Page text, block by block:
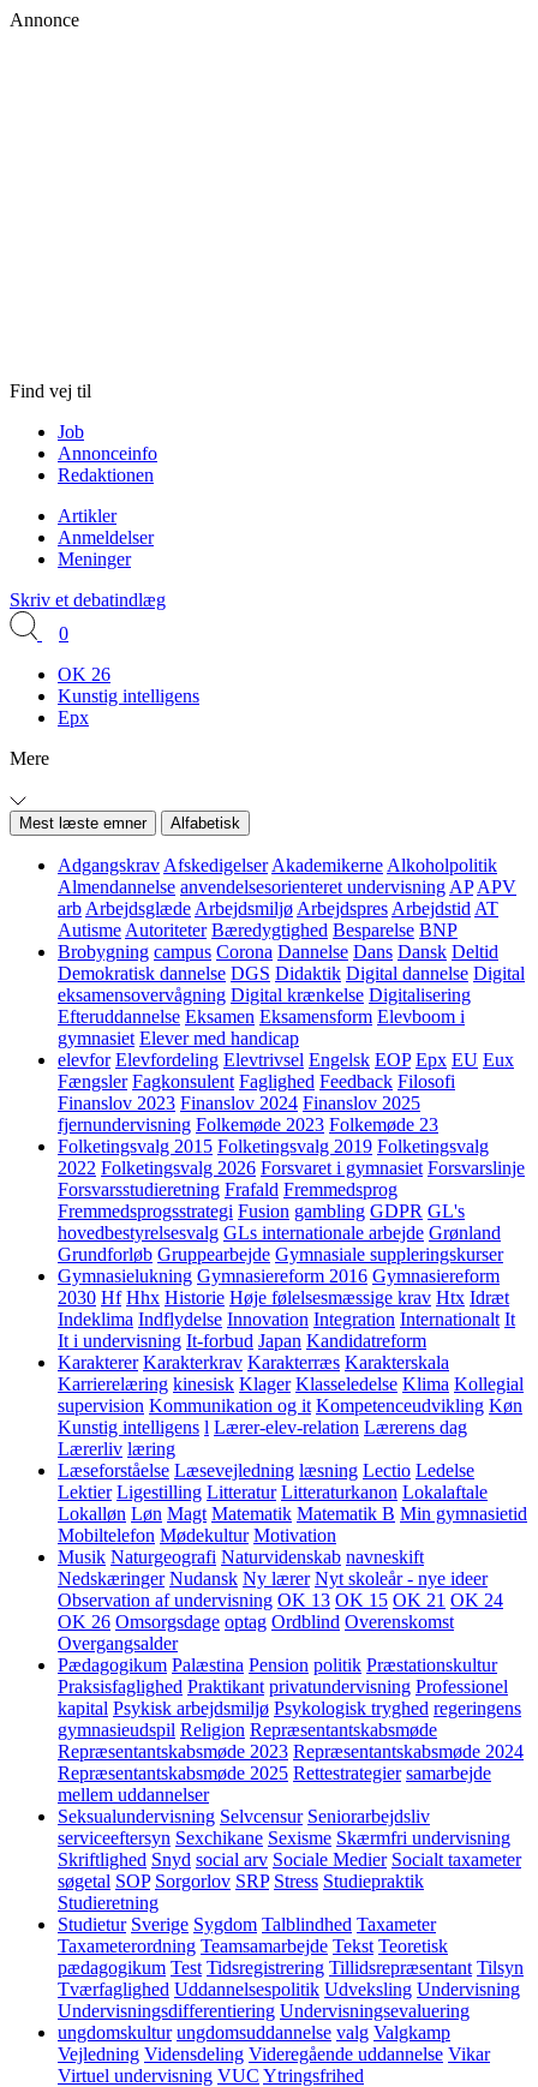
Annonce
Find vej til
Job
Annonceinfo
Redaktionen
Artikler
Anmeldelser
Meninger
Skriv et debatindlæg
0
OK 26
Kunstig intelligens
Epx
Mere
Mest læste emner Alfabetisk
Adgangskrav Afskedigelser Akademikerne Alkoholpolitik
Almendannelse anvendelsesorienteret undervisning AP APV
arb Arbejdsglæde Arbejdsmiljø Arbejdspres Arbejdstid AT
Autisme Autoriteter Bæredygtighed Besparelse BNP
Brobygning campus Corona Dannelse Dans Dansk Deltid
Demokratisk dannelse DGS Didaktik Digital dannelse Digital
eksamensovervågning Digital krænkelse Digitalisering
Efteruddannelse Eksamen Eksamensform Elevboom i
gymnasiet Elever med handicap
elevfor Elevfordeling Elevtrivsel Engelsk EOP Epx EU Eux
Fængsler Fagkonsulent Faglighed Feedback Filosofi
Finanslov 2023 Finanslov 2024 Finanslov 2025
fjernundervisning Folkemøde 2023 Folkemøde 23
Folketingsvalg 2015 Folketingsvalg 2019 Folketingsvalg
2022 Folketingsvalg 2026 Forsvaret i gymnasiet Forsvarslinje
Forsvarsstudieretning Frafald Fremmedsprog
Fremmedsprogsstrategi Fusion gambling GDPR GL's
hovedbestyrelsesvalg GLs internationale arbejde Grønland
Grundforløb Gruppearbejde Gymnasiale suppleringskurser
Gymnasielukning Gymnasiereform 2016 Gymnasiereform
2030 Hf Hhx Historie Høje følelsesmæssige krav Htx Idræt
Indeklima Indflydelse Innovation Integration Internationalt It
It i undervisning It-forbud Japan Kandidatreform
Karakterer Karakterkrav Karakterræs Karakterskala
Karrierelæring kinesisk Klager Klasseledelse Klima Kollegial
supervision Kommunikation og it Kompetenceudvikling Køn
Kunstig intelligens l Lærer-elev-relation Lærerens dag
Lærerliv læring
Læseforståelse Læsevejledning læsning Lectio Ledelse
Lektier Ligestilling Litteratur Litteraturkanon Lokalaftale
Lokalløn Løn Magt Matematik Matematik B Min gymnasietid
Mobiltelefon Mødekultur Motivation
Musik Naturgeografi Naturvidenskab navneskift
Nedskæringer Nudansk Ny lærer Nyt skoleår - nye ideer
Observation af undervisning OK 13 OK 15 OK 21 OK 24
OK 26 Omsorgsdage optag Ordblind Overenskomst
Overgangsalder
Pædagogikum Palæstina Pension politik Præstationskultur
Praksisfaglighed Praktikant privatundervisning Professionel
kapital Psykisk arbejdsmiljø Psykologisk tryghed regeringens
gymnasieudspil Religion Repræsentantskabsmøde
Repræsentantskabsmøde 2023 Repræsentantskabsmøde 2024
Repræsentantskabsmøde 2025 Rettestrategier samarbejde
mellem uddannelser
Seksualundervisning Selvcensur Seniorarbejdsliv
serviceeftersyn Sexchikane Sexisme Skærmfri undervisning
Skriftlighed Snyd social arv Sociale Medier Socialt taxameter
søgetal SOP Sorgorlov SRP Stress Studiepraktik
Studieretning
Studietur Sverige Sygdom Talblindhed Taxameter
Taxameterordning Teamsamarbejde Tekst Teoretisk
pædagogikum Test Tidsregistrering Tillidsrepræsentant Tilsyn
Tværfaglighed Uddannelsespolitik Udveksling Undervisning
Undervisningsdifferentiering Undervisningsevaluering
ungdomskultur ungdomsuddannelse valg Valgkamp
Vejledning Vidensdeling Videregående uddannelse Vikar
Virtuel undervisning VUC Ytringsfrihed